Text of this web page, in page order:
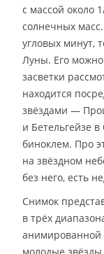
с массой около
солнечных
угловых минут,
Луны. Его можно
засветки
находится
звёздами —
и Бетельгейзе
биноклем. Про
на звёздном
без него, есть
Снимок
в трёх
анимированной